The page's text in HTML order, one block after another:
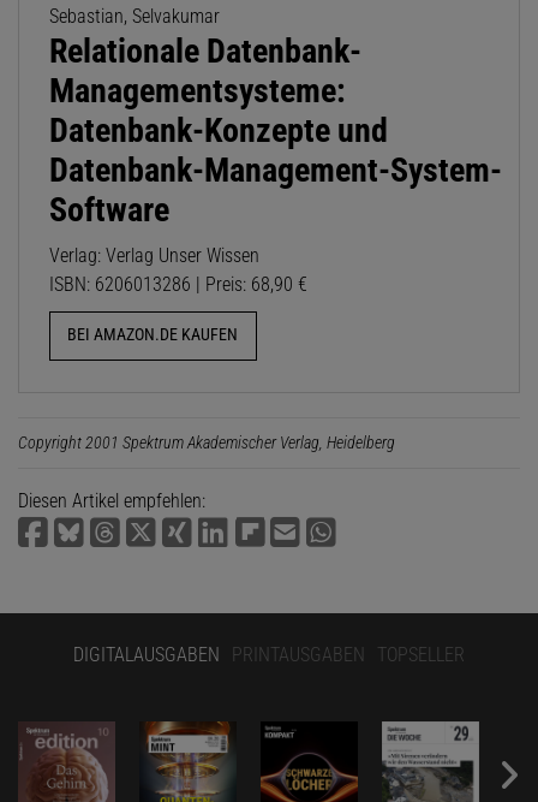
Sebastian, Selvakumar
Relationale Datenbank-
Managementsysteme:
Datenbank-Konzepte und
Datenbank-Management-System-
Software
Verlag: Verlag Unser Wissen
ISBN: 6206013286 | Preis: 68,90 €
BEI AMAZON.DE KAUFEN
Copyright 2001 Spektrum Akademischer Verlag, Heidelberg
Diesen Artikel empfehlen:
DIGITALAUSGABEN PRINTAUSGABEN TOPSELLER